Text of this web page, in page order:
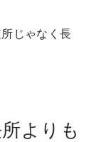
じゃなく長
よりも